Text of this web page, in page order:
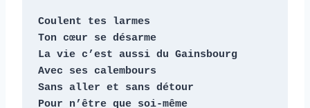
Coulent tes larmes
Ton cœur se désarme
La vie c’est aussi du Gainsbourg
Avec ses calembours
Sans aller et sans détour
Pour n’être que soi-même